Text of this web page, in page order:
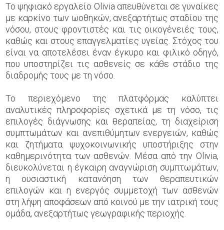
Το ψηφιακό εργαλείο Olivia απευθύνεται σε γυναίκες
με καρκίνο των ωοθηκών, ανεξαρτήτως σταδίου της
νόσου, στους φροντιστές και τις οικογένειές τους,
καθώς και στους επαγγελματίες υγείας. Στόχος του
είναι να αποτελέσει έναν έγκυρο και φιλικό οδηγό,
που υποστηρίζει τις ασθενείς σε κάθε στάδιο της
διαδρομής τους με τη νόσο.
Το περιεχόμενο της πλατφόρμας καλύπτει
αναλυτικές πληροφορίες σχετικά με τη νόσο, τις
επιλογές διάγνωσης και θεραπείας, τη διαχείριση
συμπτωμάτων και ανεπιθύμητων ενεργειών, καθώς
και ζητήματα ψυχοκοινωνικής υποστήριξης στην
καθημερινότητα των ασθενών. Μέσα από την Olivia,
διευκολύνεται η έγκαιρη αναγνώριση συμπτωμάτων,
η ουσιαστική κατανόηση των θεραπευτικών
επιλογών και η ενεργός συμμετοχή των ασθενών
στη λήψη αποφάσεων από κοινού με την ιατρική τους
ομάδα, ανεξαρτήτως γεωγραφικής περιοχής.